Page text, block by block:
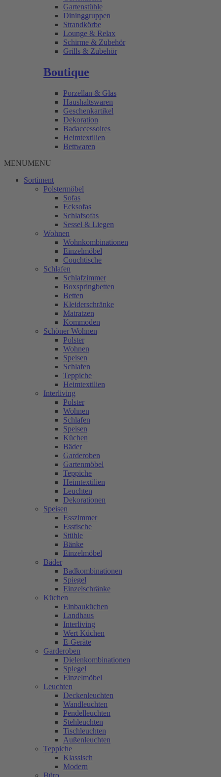
Gartenstühle
Dininggruppen
Strandkörbe
Lounge & Relax
Schirme & Zubehör
Grills & Zubehör
Boutique
Porzellan & Glas
Haushaltswaren
Geschenkartikel
Dekoration
Badaccessoires
Heimtextilien
Bettwaren
MENUMENU
Sortiment
Polstermöbel
Sofas
Ecksofas
Schlafsofas
Sessel & Liegen
Wohnen
Wohnkombinationen
Einzelmöbel
Couchtische
Schlafen
Schlafzimmer
Boxspringbetten
Betten
Kleiderschränke
Matratzen
Kommoden
Schöner Wohnen
Polster
Wohnen
Speisen
Schlafen
Teppiche
Heimtextilien
Interliving
Polster
Wohnen
Schlafen
Speisen
Küchen
Bäder
Garderoben
Gartenmöbel
Teppiche
Heimtextilien
Leuchten
Dekorationen
Speisen
Esszimmer
Esstische
Stühle
Bänke
Einzelmöbel
Bäder
Badkombinationen
Spiegel
Einzelschränke
Küchen
Einbauküchen
Landhaus
Interliving
Wert Küchen
E-Geräte
Garderoben
Dielenkombinationen
Spiegel
Einzelmöbel
Leuchten
Deckenleuchten
Wandleuchten
Pendelleuchten
Stehleuchten
Tischleuchten
Außenleuchten
Teppiche
Klassisch
Modern
Büro